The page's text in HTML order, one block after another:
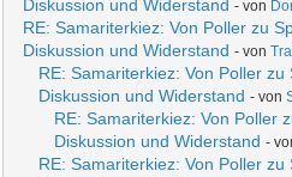
Diskussion und Widerstand - von
RE: Samariterkiez: Von Poller zu
Diskussion und Widerstand - von
RE: Samariterkiez: Von Poller
Diskussion und Widerstand - von
RE: Samariterkiez: Von Poller
Diskussion und Widerstand -
RE: Samariterkiez: Von Poller